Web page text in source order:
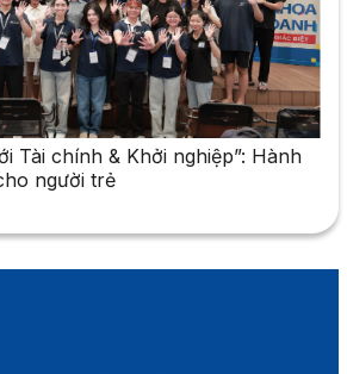
Tài chính & Khởi nghiệp”: Hành
người trẻ